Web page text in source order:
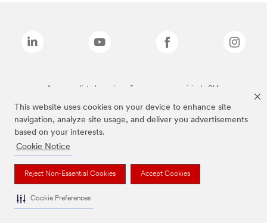
This website uses cookies on your device to enhance site
navigation, analyze site usage, and deliver you advertisements
based on your interests.
Cookie Notice
Reject Non-Essential Cookies Accept Cookies
Cookie Preferences
As marcas listadas a cima são marcas comerciais da 3M.